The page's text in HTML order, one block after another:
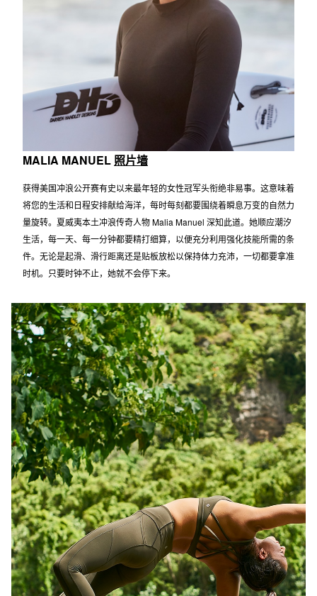
MALIA MANUEL 照片墙
获得美国冲浪公开赛有史以来最年轻的女性冠军头衔绝非易事。这意味着
将您的生活和日程安排献给海洋，每时每刻都要围绕着瞬息万变的自然力
量旋转。夏威夷本土冲浪传奇人物 Malia Manuel 深知此道。她顺应潮汐
生活，每一天、每一分钟都要精打细算，以便充分利用强化技能所需的条
件。无论是起滑、滑行距离还是贴板放松以保持体力充沛，一切都要拿准
时机。只要时钟不止，她就不会停下来。